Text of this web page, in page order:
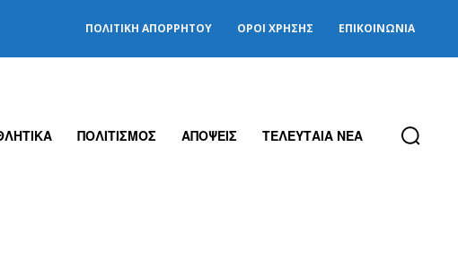
ΠΟΛΙΤΙΚΉ ΑΠΟΡΡΉΤΟΥ ΌΡΟΙ ΧΡΉΣΗΣ ΕΠΙΚΟΙΝΩΝΊΑ
ΠΟΛΙΤΙΣΜΟΣ ΑΠΟΨΕΙΣ ΤΕΛΕΥΤΑΙΑ ΝΕΑ